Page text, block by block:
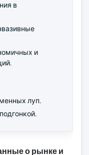
в
и
луп.
о рынке и